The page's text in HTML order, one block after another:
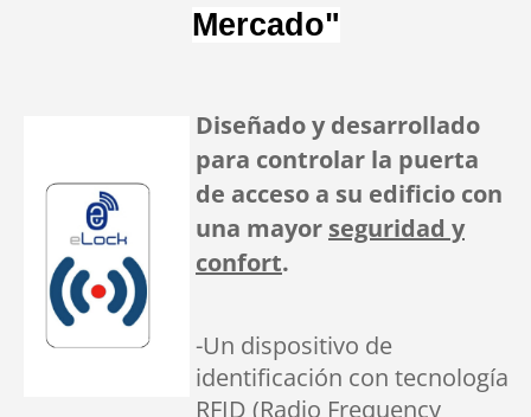
Mercado"
Diseñado y desarrollado
para controlar la puerta
de accesoa su edificio con
una mayor seguridad y
confort.
-Un dispositivo de
identificación con tecnología
RFID (Radio Frequency